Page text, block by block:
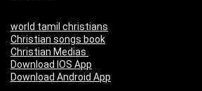
world tamil christians
Christian songs book
Christian Medias
Download IOS App
Download Android App